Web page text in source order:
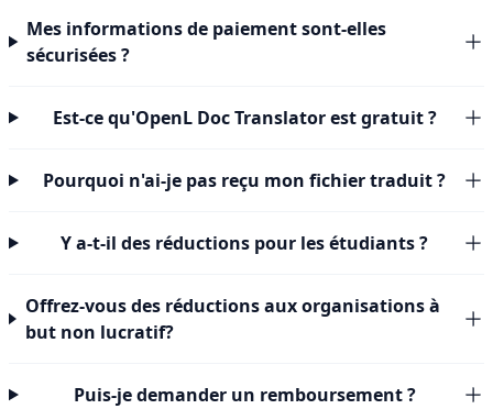
Mes informations de paiement sont-elles
sécurisées ?
Est-ce qu'OpenL Doc Translator est gratuit ?
Pourquoi n'ai-je pas reçu mon fichier traduit ?
Y a-t-il des réductions pour les étudiants ?
Offrez-vous des réductions aux organisations à
but non lucratif?
Puis-je demander un remboursement ?